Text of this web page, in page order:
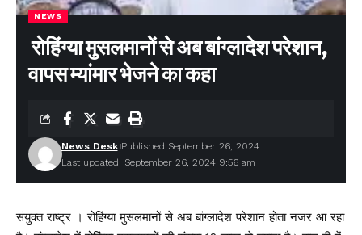
NEWS
रोहिंग्या मुसलमानों से अब बांग्लादेश परेशान,
वापस म्यांमार भेजने का कहा
Last updated: September 26, 2024 9:56 am
News Desk Published September 26, 2024
संयुक्त राष्ट्र । रोहिंग्या मुसलमानों से अब बांग्लादेश परेशान होता नजर आ रहा